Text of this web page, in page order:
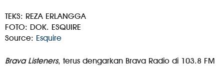
TEKS: REZA ERLANGGA
FOTO: DOK. ESQUIRE
Source: Esquire
Brava Listeners, terus dengarkan Brava Radio di 103.8 FM